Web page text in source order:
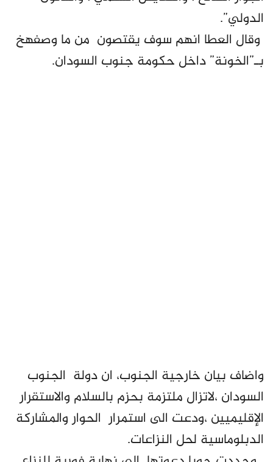
الدولي”.
وقال العطا انهم سوف يقتصون من ما وصفهخ
بـ”الخونة” داخل حكومة جنوب السودان.
واضاف بيان خارجية الجنوب، ان دولة الجنوب
السودان ،لاتزال ملتزمة بحزم بالسلام والاستقرار
الإقليميين ،ودعت الى استمرار الحوار والمشاركة
الدبلوماسية لحل النزاعات.